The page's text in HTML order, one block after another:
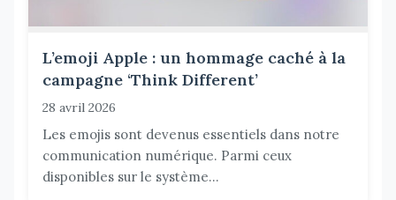
L’emoji Apple : un hommage caché à la
campagne ‘Think Different’
28 avril 2026
Les emojis sont devenus essentiels dans notre
communication numérique. Parmi ceux
disponibles sur le système...